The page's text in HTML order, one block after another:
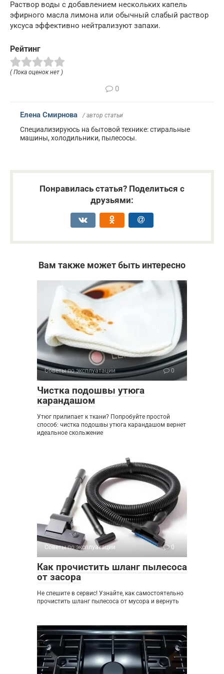
Раствор воды с добавлением нескольких капель
эфирного масла лимона или обычный слабый раствор
уксуса эффективно нейтрализуют запахи.
Рейтинг
( Пока оценок нет )
0
Елена Смирнова / автор статьи
Специализируюсь на бытовой технике: стиральные
машины, холодильники, пылесосы.
Понравилась статья? Поделиться с
друзьями:
Вам также может быть интересно
Советы по эксплуатации 0
Чистка подошвы утюга
карандашом
Утюг прилипает к ткани? Попробуйте простой
способ: чистка подошвы утюга карандашом вернет
идеальное скольжение
Советы по эксплуатации 0
Как прочистить шланг пылесоса
от засора
Не спешите в сервис! Узнайте, как самостоятельно
прочистить шланг пылесоса от мусора и вернуть